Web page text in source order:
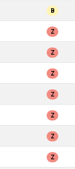
B
Z
Z
Z
Z
Z
Z
Z